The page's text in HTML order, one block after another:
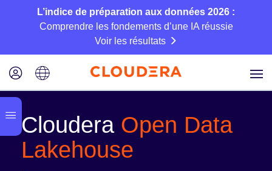
L’indice de préparation aux données 2026 :
Comprendre les fondements d’une IA réussie
Voir les résultats
Cloudera Open Data
Lakehouse